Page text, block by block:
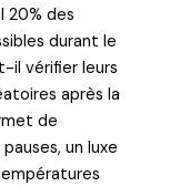
20% des
durant le
il vérifier leurs
après la
de
un luxe